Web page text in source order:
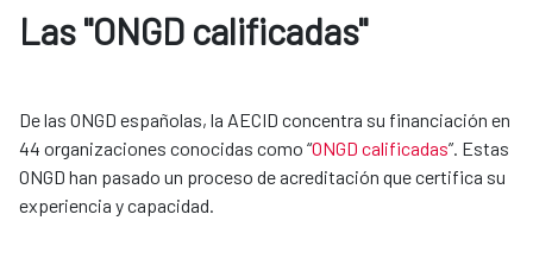
Las "ONGD calificadas"
De las ONGD españolas, la AECID concentra su financiación en
44 organizaciones conocidas como “ONGD calificadas”. Estas
ONGD han pasado un proceso de acreditación que certifica su
experiencia y capacidad.